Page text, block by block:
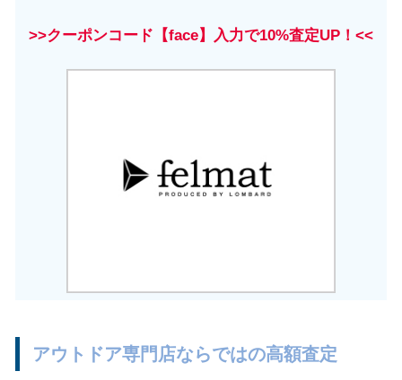
>>クーポンコード【face】入力で10%査定UP！<<
アウトドア専門店ならではの高額査定